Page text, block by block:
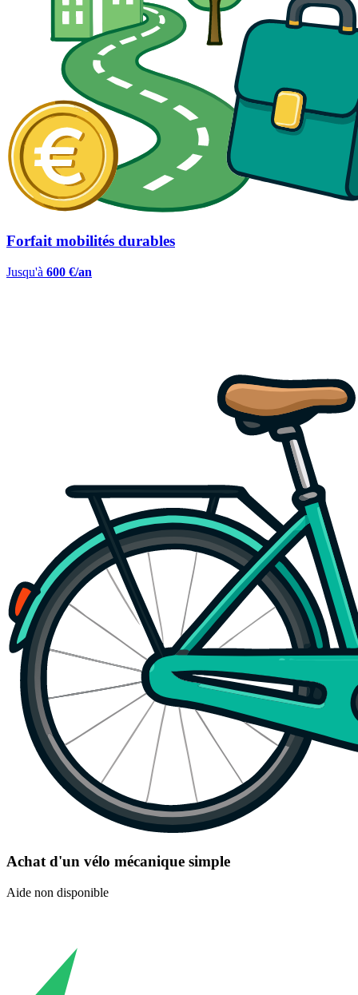
Forfait mobilités durables
Jusqu'à 600 €/an
Achat d'un vélo mécanique simple
Aide non disponible